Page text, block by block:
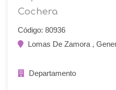
Cochera
Código: 80936
Lomas De Zamora ,
Departamento